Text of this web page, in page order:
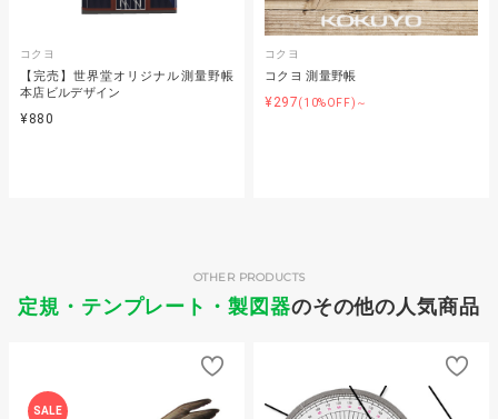
コクヨ
【完売】世界堂オリジナル測量野帳
本店ビルデザイン
¥880
コクヨ
コクヨ 測量野帳
¥297(10%OFF)～
定規・テンプレート・製図器のその他の人気商品
OTHER PRODUCTS
SALE